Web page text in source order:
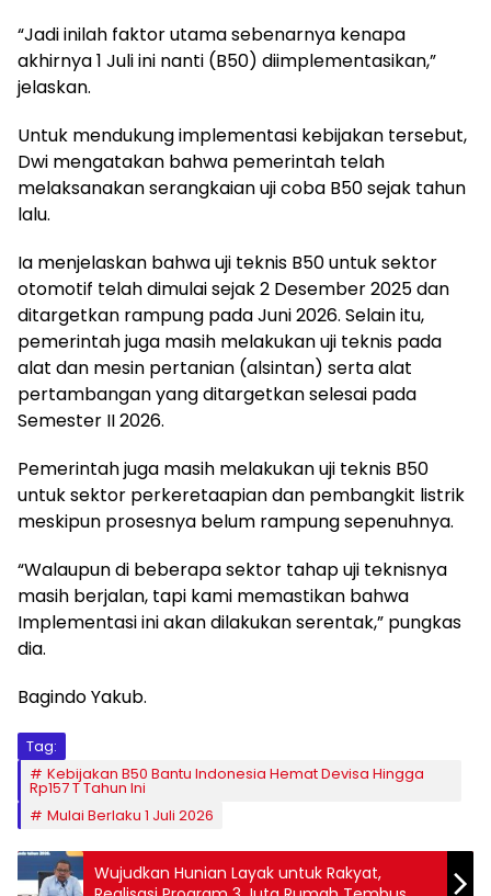
“Jadi inilah faktor utama sebenarnya kenapa
akhirnya 1 Juli ini nanti (B50) diimplementasikan,”
jelaskan.
Untuk mendukung implementasi kebijakan tersebut,
Dwi mengatakan bahwa pemerintah telah
melaksanakan serangkaian uji coba B50 sejak tahun
lalu.
Ia menjelaskan bahwa uji teknis B50 untuk sektor
otomotif telah dimulai sejak 2 Desember 2025 dan
ditargetkan rampung pada Juni 2026. Selain itu,
pemerintah juga masih melakukan uji teknis pada
alat dan mesin pertanian (alsintan) serta alat
pertambangan yang ditargetkan selesai pada
Semester II 2026.
Pemerintah juga masih melakukan uji teknis B50
untuk sektor perkeretaapian dan pembangkit listrik
meskipun prosesnya belum rampung sepenuhnya.
“Walaupun di beberapa sektor tahap uji teknisnya
masih berjalan, tapi kami memastikan bahwa
Implementasi ini akan dilakukan serentak,” pungkas
dia.
Bagindo Yakub.
Tag:
Kebijakan B50 Bantu Indonesia Hemat Devisa Hingga
Rp157 T Tahun Ini
Mulai Berlaku 1 Juli 2026
Wujudkan Hunian Layak untuk Rakyat,